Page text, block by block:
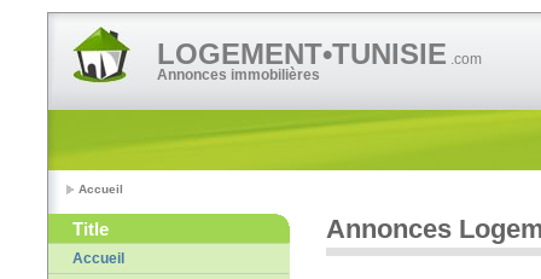
LOGEMENT•TUNISIE .com
Annonces immobilières
Accueil
Title
Accueil
Annonces